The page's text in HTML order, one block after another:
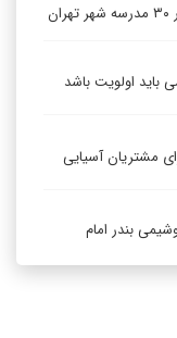
اولویت باشد
مشتریان آسیایی